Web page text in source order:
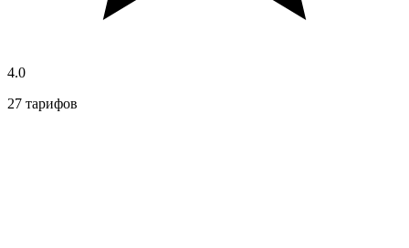
4.0
27 тарифов